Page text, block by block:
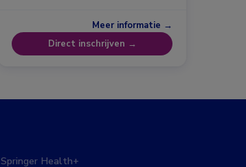
Meer informatie →
Direct inschrijven →
Springer Health+